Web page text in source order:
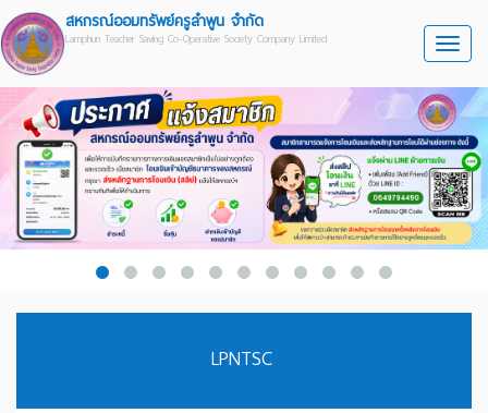
สหกรณ์ออมทรัพย์ครูลำพูน จำกัด
Lamphun Teacher Saving Co-Operative Society Company Limited
LPNTSC